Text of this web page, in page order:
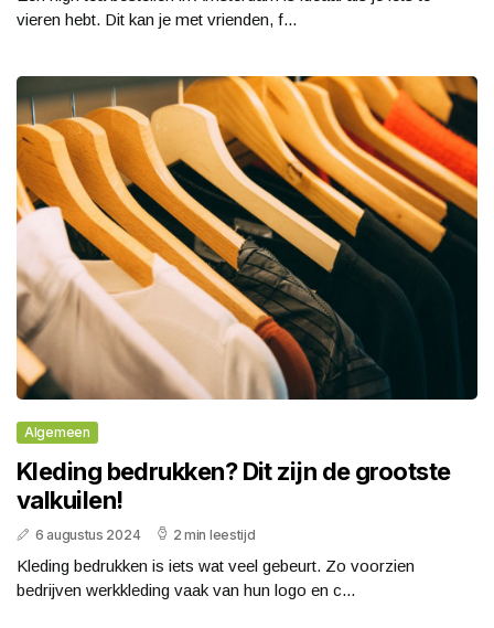
vieren hebt. Dit kan je met vrienden, f...
Algemeen
Kleding bedrukken? Dit zijn de grootste
valkuilen!
6 augustus 2024 2 min leestijd
Kleding bedrukken is iets wat veel gebeurt. Zo voorzien
bedrijven werkkleding vaak van hun logo en c...